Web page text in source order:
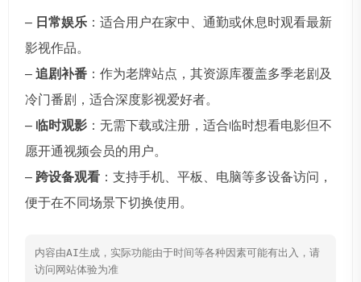
– 日常娱乐 ：适合用户在家中、通勤或休息时观看最新
影视作品。
–追剧补番 ：作为老牌站点，其资源库覆盖多季老剧及
冷门番剧，适合深度影视爱好者。
– 临时观影 ：无需下载或注册，适合临时想看电影但不
愿开通视频会员的用户。
– 跨设备观看 ：支持手机、平板、电脑等多设备访问，
便于在不同场景下切换使用。
内容由AI生成，实际功能由于时间等各种因素可能有出入，请
访问网站体验为准